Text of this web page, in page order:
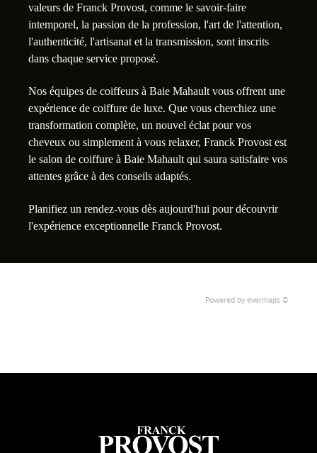
valeurs de Franck Provost, comme le savoir-faire
intemporel, la passion de la profession, l'art de l'attention,
l'authenticité, l'artisanat et la transmission, sont inscrits
dans chaque service proposé.
Nos équipes de coiffeurs à Baie Mahault vous offrent une
expérience de coiffure de luxe. Que vous cherchiez une
transformation complète, un nouvel éclat pour vos
cheveux ou simplement à vous relaxer, Franck Provost est
le salon de coiffure à Baie Mahault qui saura satisfaire vos
attentes grâce à des conseils adaptés.
Planifiez un rendez-vous dès aujourd'hui pour découvrir
l'expérience exceptionnelle Franck Provost.
Powered by evermaps ©